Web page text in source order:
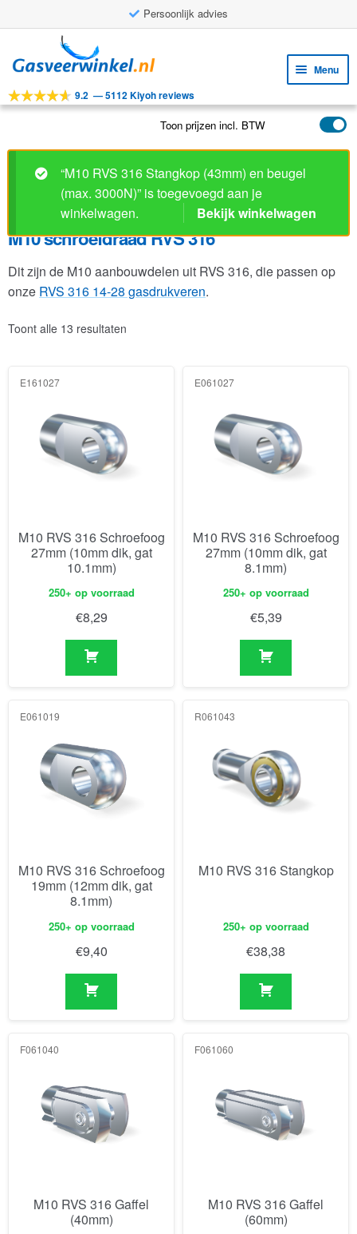
Persoonlijk advies
door
navigatie
naar
inhoud
Menu
Tools
Toepassingen
Klantenservice
9.2 —5112 Kiyoh reviews
Toon prijzen incl. BTW
“M10 RVS 316 Stangkop (43mm) en beugel
(max. 3000N)” is toegevoegd aan je
winkelwagen.
Bekijk winkelwagen
M10 schroefdraad RVS 316
Dit zijn de M10 aanbouwdelen uit RVS 316, die passen op
onze RVS 316 14-28 gasdrukveren.
Toont alle 13 resultaten
E161027
M10 RVS 316 Schroefoog
27mm (10mm dik, gat
10.1mm)
250+ op voorraad
€8,29
E061027
M10 RVS 316 Schroefoog
27mm (10mm dik, gat
8.1mm)
250+ op voorraad
€5,39
E061019
M10 RVS 316 Schroefoog
19mm (12mm dik, gat
8.1mm)
250+ op voorraad
€9,40
R061043
M10 RVS 316 Stangkop
250+ op voorraad
€38,38
F061040
M10 RVS 316 Gaffel
(40mm)
F061060
M10 RVS 316 Gaffel
(60mm)